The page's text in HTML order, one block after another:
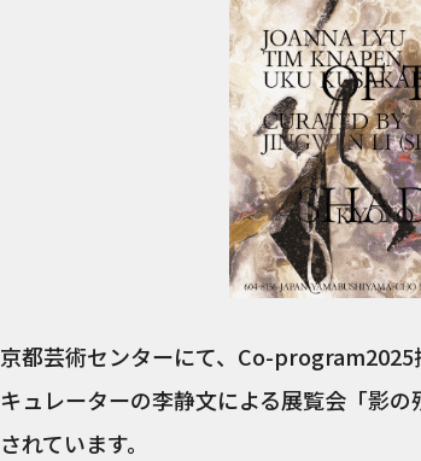
京都芸術センターにて、Co-program2025
キュレーターの李静文による展覧会「影
されています。